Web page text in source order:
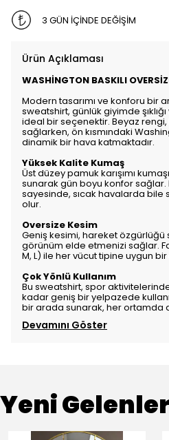
3 GÜN İÇİNDE DEĞİŞİM
Ürün Açıklaması
WASHİNGTON BASKILI
Modern tasarımı ve konforu bir
sweatshirt, günlük giyimde
ideal bir seçenektir. Beyaz
sağlarken, ön kısmındaki
dinamik bir hava katmaktadır.
Yüksek Kalite Kumaş
Üst düzey pamuk karışımı
sunarak gün boyu konfor sağlar.
sayesinde, sıcak havalarda bile
olur.
Oversize Kesim
Geniş kesimi, hareket
görünüm elde etmenizi sağlar.
M, L) ile her vücut tipine uygun
Çok Yönlü Kullanım
Bu sweatshirt, spor
kadar geniş bir yelpazede
bir arada sunarak, her ortamda
Devamını Göster
Yeni